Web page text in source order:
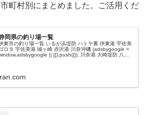
町村別にまとめました。ご活用くだ
岡県の釣り場一覧
東市の釣り場一覧 いるか浜堤防 ハトヤ裏 伊東港 宇佐美
ロタ 宇佐美港 城ヶ崎 赤沢港 川奈沖磯 (adsbygoogle =
|| []).push({}); 川奈港 大崎堤防 八幡